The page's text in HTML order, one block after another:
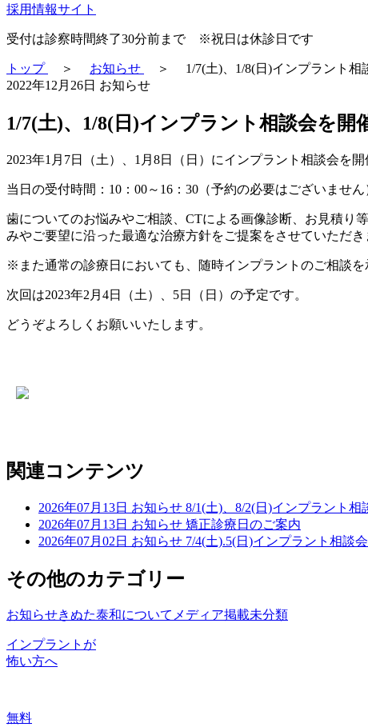
採用情報サイト
受付は診察時間終了30分前まで ※祝日は休診日です
トップ ＞ お知らせ ＞ 1/7(土)、1/8(日)インプラント
2022年12月26日 お知らせ
1/7(土)、1/8(日)インプラント相談会を開
2023年1月7日（土）、1月8日（日）にインプラント相談会を開
当日の受付時間：10：00～16：30（予約の必要はございません
歯についてのお悩みやご相談、CTによる画像診断、お見積り
みやご要望に沿った最適な治療方針をご提案をさせていただき
※また通常の診療日においても、随時インプラントのご相談
次回は2023年2月4日（土）、5日（日）の予定です。
どうぞよろしくお願いいたします。
関連コンテンツ
2026年07月13日 お知らせ 8/1(土)、8/2(日)インプラント相
2026年07月13日 お知らせ 矯正診療日のご案内
2026年07月02日 お知らせ 7/4(土).5(日)インプラント相談
その他のカテゴリー
お知らせきぬた泰和について メディア掲載未分類
インプラントが
怖い方へ
無料